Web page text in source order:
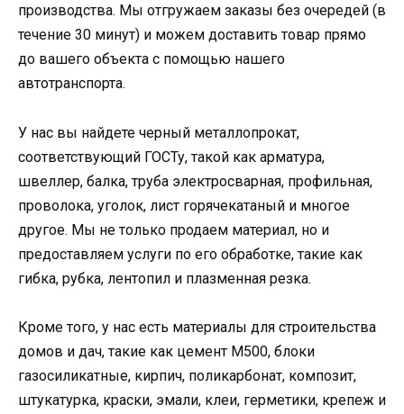
производства. Мы отгружаем заказы без очередей (в
течение 30 минут) и можем доставить товар прямо
до вашего объекта с помощью нашего
автотранспорта.
У нас вы найдете черный металлопрокат,
соответствующий ГОСТу, такой как арматура,
швеллер, балка, труба электросварная, профильная,
проволока, уголок, лист горячекатаный и многое
другое. Мы не только продаем материал, но и
предоставляем услуги по его обработке, такие как
гибка, рубка, лентопил и плазменная резка.
Кроме того, у нас есть материалы для строительства
домов и дач, такие как цемент М500, блоки
газосиликатные, кирпич, поликарбонат, композит,
штукатурка, краски, эмали, клеи, герметики, крепеж и